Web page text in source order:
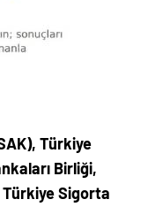
Türkiye
Birliği,
Sigorta